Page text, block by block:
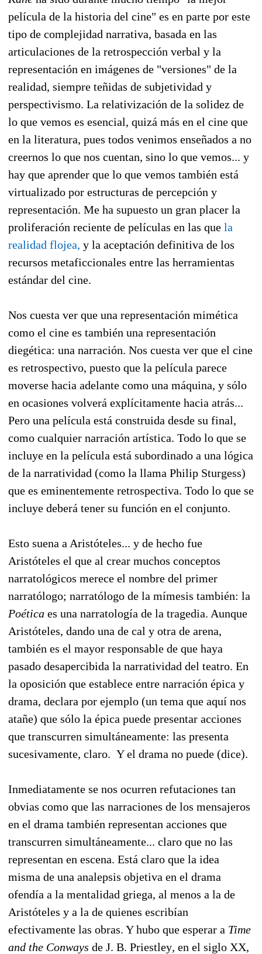
película de la historia del cine" es en parte por este
tipo de complejidad narrativa, basada en las
articulaciones de la retrospección verbal y la
representación en imágenes de "versiones" de la
realidad, siempre teñidas de subjetividad y
perspectivismo. La relativización de la solidez de
lo que vemos es esencial, quizá más en el cine que
en la literatura, pues todos venimos enseñados a no
creernos lo que nos cuentan, sino lo que vemos... y
hay que aprender que lo que vemos también está
virtualizado por estructuras de percepción y
representación. Me ha supuesto un gran placer la
proliferación reciente de películas en las que la
realidad flojea, y la aceptación definitiva de los
recursos metaficcionales entre las herramientas
estándar del cine.
Nos cuesta ver que una representación mimética
como el cine es también una representación
diegética: una narración. Nos cuesta ver que el cine
es retrospectivo, puesto que la película parece
moverse hacia adelante como una máquina, y sólo
en ocasiones volverá explícitamente hacia atrás...
Pero una película está construida desde su final,
como cualquier narración artística. Todo lo que se
incluye en la película está subordinado a una lógica
de la narratividad (como la llama Philip Sturgess)
que es eminentemente retrospectiva. Todo lo que se
incluye deberá tener su función en el conjunto.
Esto suena a Aristóteles... y de hecho fue
Aristóteles el que al crear muchos conceptos
narratológicos merece el nombre del primer
narratólogo; narratólogo de la mímesis también: la
Poética es una narratología de la tragedia. Aunque
Aristóteles, dando una de cal y otra de arena,
también es el mayor responsable de que haya
pasado desapercibida la narratividad del teatro. En
la oposición que establece entre narración épica y
drama, declara por ejemplo (un tema que aquí nos
atañe) que sólo la épica puede presentar acciones
que transcurren simultáneamente: las presenta
sucesivamente, claro. Y el drama no puede (dice).
Inmediatamente se nos ocurren refutaciones tan
obvias como que las narraciones de los mensajeros
en el drama también representan acciones que
transcurren simultáneamente... claro que no las
representan en escena. Está claro que la idea
misma de una analepsis objetiva en el drama
ofendía a la mentalidad griega, al menos a la de
Aristóteles y a la de quienes escribían
efectivamente las obras. Y hubo que esperar a Time
and the Conways de J. B. Priestley, en el siglo XX,